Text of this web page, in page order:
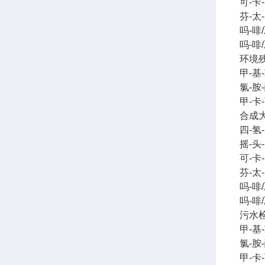
可-卡
芬-太
吗-啡
吗-啡
环境
甲-基
氯-胺
甲-卡
合成
四-氢
摇-头
可-卡
芬-太
吗-啡
吗-啡
污水
甲-基
氯-胺
甲-卡